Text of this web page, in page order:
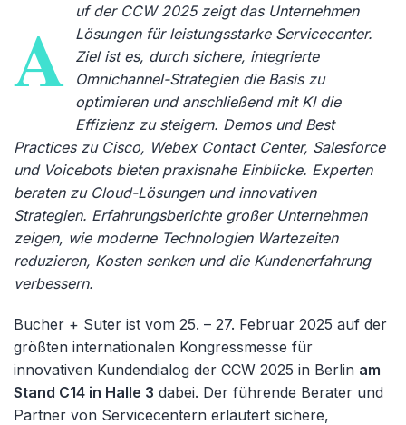
A
uf der CCW 2025 zeigt das Unternehmen
Lösungen für leistungsstarke Servicecenter.
Ziel ist es, durch sichere, integrierte
Omnichannel-Strategien die Basis zu
optimieren und anschließend mit KI die
Effizienz zu steigern. Demos und Best
Practices zu Cisco, Webex Contact Center, Salesforce
und Voicebots bieten praxisnahe Einblicke. Experten
beraten zu Cloud-Lösungen und innovativen
Strategien. Erfahrungsberichte großer Unternehmen
zeigen, wie moderne Technologien Wartezeiten
reduzieren, Kosten senken und die Kundenerfahrung
verbessern.
Bucher + Suter ist vom 25. – 27. Februar 2025 auf der
größten internationalen Kongressmesse für
innovativen Kundendialog der CCW 2025 in Berlin am
Stand C14 in Halle 3 dabei. Der führende Berater und
Partner von Servicecentern erläutert sichere,